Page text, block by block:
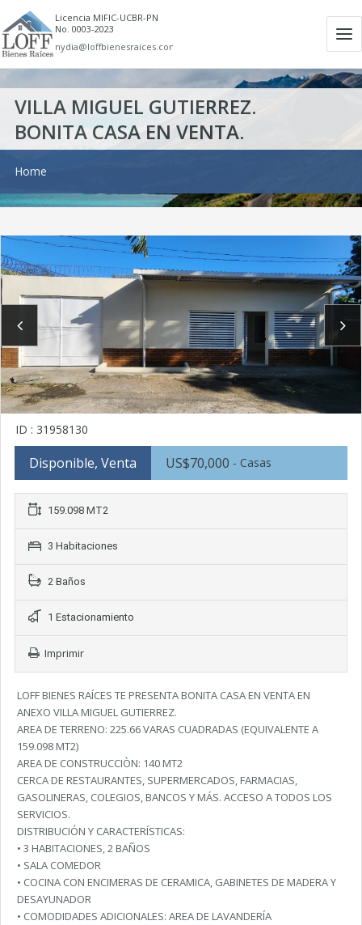
Licencia MIFIC-UCBR-PN
No. 0003-2023
nydia@loffbienesraices.com
VILLA MIGUEL GUTIERREZ.
BONITA CASA EN VENTA.
Home
ID : 31958130
Disponible, Venta US$70,000 - Casas
159.098 MT2
3 Habitaciones
2 Baños
1 Estacionamiento
Imprimir
LOFF BIENES RAÍCES TE PRESENTA BONITA CASA EN VENTA EN
ANEXO VILLA MIGUEL GUTIERREZ.
AREA DE TERRENO: 225.66 VARAS CUADRADAS (EQUIVALENTE A
159.098 MT2)
AREA DE CONSTRUCCIÒN: 140 MT2
CERCA DE RESTAURANTES, SUPERMERCADOS, FARMACIAS,
GASOLINERAS, COLEGIOS, BANCOS Y MÁS. ACCESO A TODOS LOS
SERVICIOS.
DISTRIBUCIÓN Y CARACTERÍSTICAS:
• 3 HABITACIONES, 2 BAÑOS
• SALA COMEDOR
• COCINA CON ENCIMERAS DE CERAMICA, GABINETES DE MADERA Y
DESAYUNADOR
• COMODIDADES ADICIONALES: AREA DE LAVANDERÍA